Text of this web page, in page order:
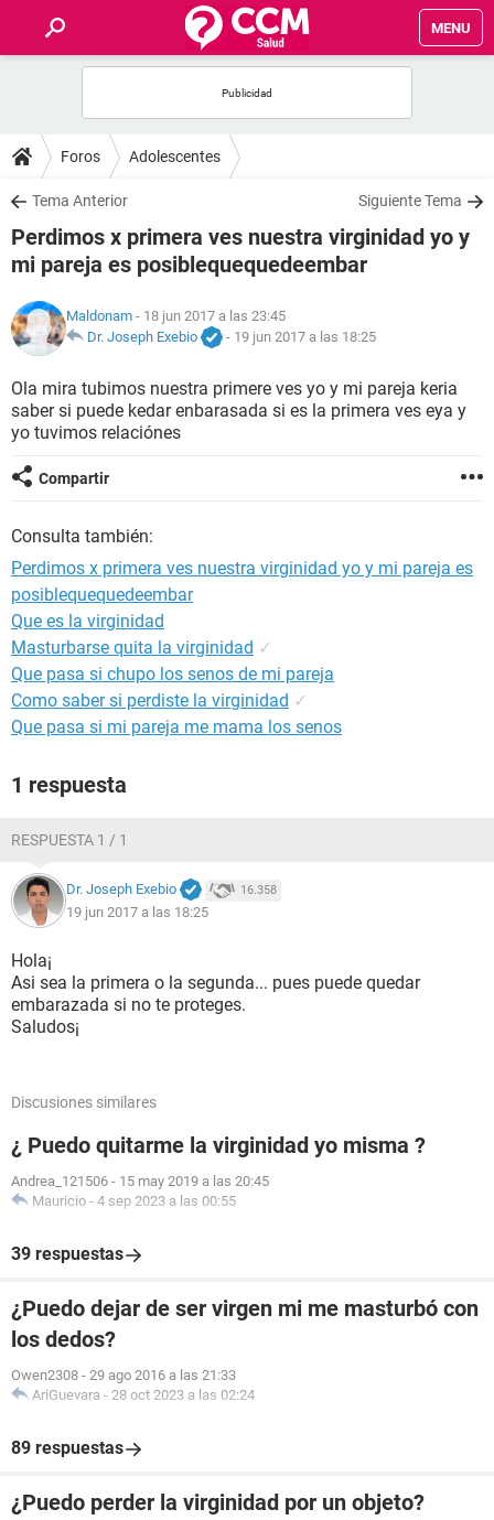
MENU
FOROS
SALUD
FAMILIA
NUTRICIÓN
SEXUALIDAD
GLOSARIO
Foros Adolescentes
Tema Anterior Siguiente Tema
Perdimos x primera ves nuestra virginidad yo y
mi pareja es posiblequequedeembar
Maldonam - 18 jun 2017 a las 23:45
Dr. Joseph Exebio
- 19 jun 2017 a las 18:25
Ola mira tubimos nuestra primere ves yo y mi pareja keria
saber si puede kedar enbarasada si es la primera ves eya y
yo tuvimos relaciónes
Compartir
Consulta también:
Perdimos x primera ves nuestra virginidad yo y mi pareja es
posiblequequedeembar
Que es la virginidad
Masturbarse quita la virginidad ✓
Que pasa si chupo los senos de mi pareja
Como saber si perdiste la virginidad ✓
Que pasa si mi pareja me mama los senos
1 respuesta
RESPUESTA 1 / 1
Dr. Joseph Exebio 16.358
19 jun 2017 a las 18:25
Hola¡
Asi sea la primera o la segunda... pues puede quedar
embarazada si no te proteges.
Saludos¡
Discusiones similares
¿ Puedo quitarme la virginidad yo misma ?
Andrea_121506 - 15 may 2019 a las 20:45
Mauricio - 4 sep 2023 a las 00:55
39 respuestas
¿Puedo dejar de ser virgen mi me masturbó con
los dedos?
Owen2308 - 29 ago 2016 a las 21:33
AriGuevara - 28 oct 2023 a las 02:24
89 respuestas
¿Puedo perder la virginidad por un objeto?